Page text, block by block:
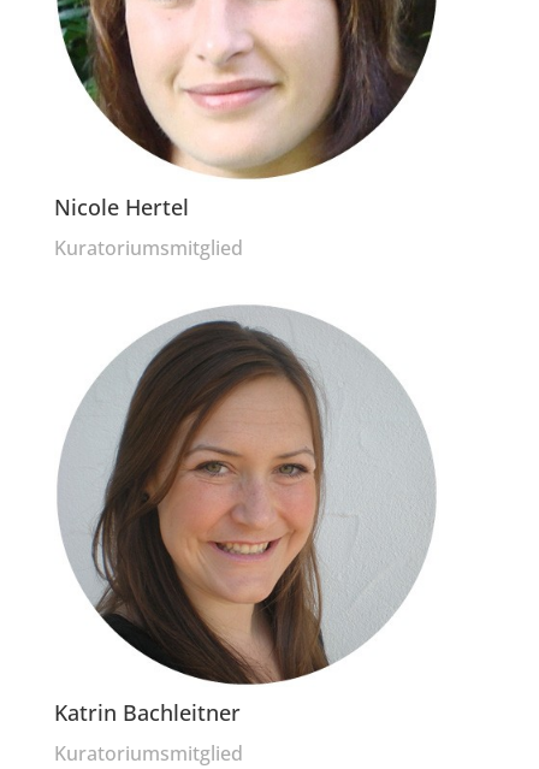
Nicole Hertel
Kuratoriumsmitglied
Katrin Bachleitner
Kuratoriumsmitglied